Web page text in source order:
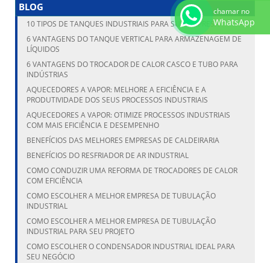
BLOG
10 TIPOS DE TANQUES INDUSTRIAIS PARA SUA EMPRESA
6 VANTAGENS DO TANQUE VERTICAL PARA ARMAZENAGEM DE
LÍQUIDOS
6 VANTAGENS DO TROCADOR DE CALOR CASCO E TUBO PARA
INDÚSTRIAS
AQUECEDORES A VAPOR: MELHORE A EFICIÊNCIA E A
PRODUTIVIDADE DOS SEUS PROCESSOS INDUSTRIAIS
AQUECEDORES A VAPOR: OTIMIZE PROCESSOS INDUSTRIAIS
COM MAIS EFICIÊNCIA E DESEMPENHO
BENEFÍCIOS DAS MELHORES EMPRESAS DE CALDEIRARIA
BENEFÍCIOS DO RESFRIADOR DE AR INDUSTRIAL
COMO CONDUZIR UMA REFORMA DE TROCADORES DE CALOR
COM EFICIÊNCIA
COMO ESCOLHER A MELHOR EMPRESA DE TUBULAÇÃO
INDUSTRIAL
COMO ESCOLHER A MELHOR EMPRESA DE TUBULAÇÃO
INDUSTRIAL PARA SEU PROJETO
COMO ESCOLHER O CONDENSADOR INDUSTRIAL IDEAL PARA
SEU NEGÓCIO
chamar no
WhatsApp